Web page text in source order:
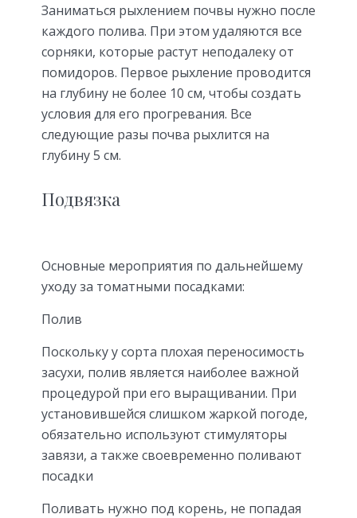
Заниматься рыхлением почвы нужно после
каждого полива. При этом удаляются все
сорняки, которые растут неподалеку от
помидоров. Первое рыхление проводится
на глубину не более 10 см, чтобы создать
условия для его прогревания. Все
следующие разы почва рыхлится на
глубину 5 см.
Подвязка
Основные мероприятия по дальнейшему
уходу за томатными посадками:
Полив
Поскольку у сорта плохая переносимость
засухи, полив является наиболее важной
процедурой при его выращивании. При
установившейся слишком жаркой погоде,
обязательно используют стимуляторы
завязи, а также своевременно поливают
посадки
Поливать нужно под корень, не попадая